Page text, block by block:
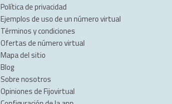
Política de privacidad
Ejemplos de uso de un número virtual
Términos y condiciones
Ofertas de número virtual
Mapa del sitio
Blog
Sobre nosotros
Opiniones de Fijovirtual